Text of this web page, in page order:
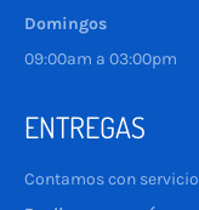
Domingos
09:00am a 03:00pm
ENTREGAS
Contamos con